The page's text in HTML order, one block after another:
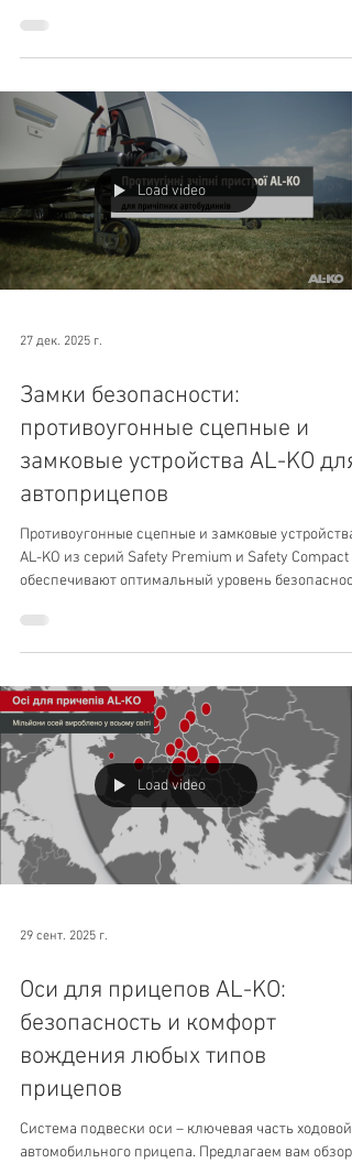
Load video
27 дек. 2025 г.
Замки безопасности:
противоугонные сцепные и
замковые устройства AL-KO для
автоприцепов
Противоугонные сцепные и замковые устройства
AL-KO из серий Safety Premium и Safety Compact
обеспечивают оптимальный уровень
Load video
29 сент. 2025 г.
Оси для прицепов AL-KO:
безопасность и комфорт
вождения любых типов
прицепов
Система подвески оси – ключевая часть ходовой
автомобильного прицепа. Предлагаем вам обзор